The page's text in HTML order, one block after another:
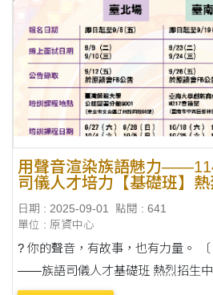
用聲音渲染族語魅力
司儀人才培力【基礎班】熱
日期 : 2025-09-01
點閱 : 641
單位 : 原資中心
? 你的聲音，有故事，也有力量。
——族語司儀人才基礎班 熱烈招生中